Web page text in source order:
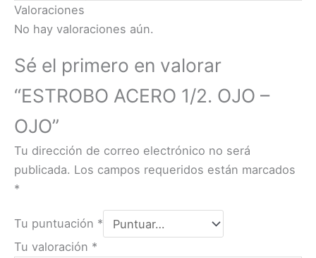
Valoraciones
No hay valoraciones aún.
Sé el primero en valorar
“ESTROBO ACERO 1/2. OJO –
OJO”
Tu dirección de correo electrónico no será
publicada. Los campos requeridos están marcados
*
Tu puntuación *
Tu valoración *